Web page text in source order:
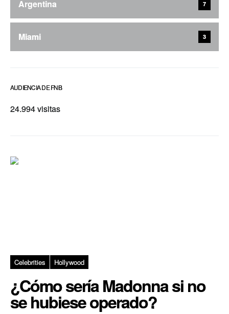
Argentina 7
Miami 3
AUDIENCIA DE FNB
24.994 visitas
Celebrities Hollywood
¿Cómo sería Madonna si no
se hubiese operado?